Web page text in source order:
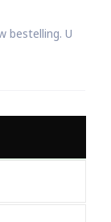
bestelling. U